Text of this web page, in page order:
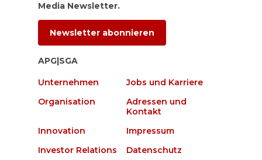
Media Newsletter.
Newsletter abonnieren
APG|SGA
Unternehmen
Jobs und Karriere
Organisation
Adressen und
Kontakt
Innovation
Impressum
Investor Relations
Datenschutz